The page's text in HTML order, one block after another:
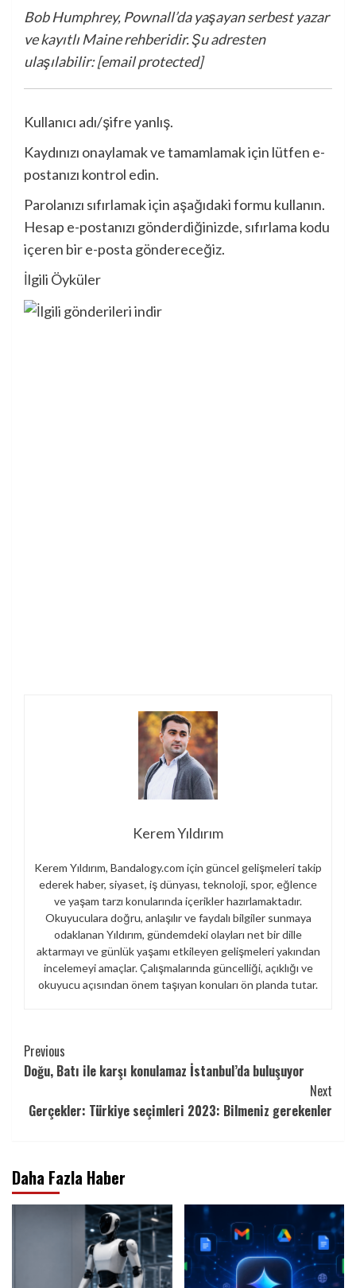
Bob Humphrey, Pownall’da yaşayan serbest yazar
ve kayıtlı Maine rehberidir. Şu adresten
ulaşılabilir:[email protected]
Kullanıcı adı/şifre yanlış.
Kaydınızı onaylamak ve tamamlamak için lütfen e-
postanızı kontrol edin.
Parolanızı sıfırlamak için aşağıdaki formu kullanın.
Hesap e-postanızı gönderdiğinizde, sıfırlama kodu
içeren bir e-posta göndereceğiz.
İlgili Öyküler
Kerem Yıldırım
Kerem Yıldırım, Bandalogy.com için güncel gelişmeleri takip
ederek haber, siyaset, iş dünyası, teknoloji, spor, eğlence
ve yaşam tarzı konularında içerikler hazırlamaktadır.
Okuyuculara doğru, anlaşılır ve faydalı bilgiler sunmaya
odaklanan Yıldırım, gündemdeki olayları net bir dille
aktarmayı ve günlük yaşamı etkileyen gelişmeleri yakından
incelemeyi amaçlar. Çalışmalarında güncelliği, açıklığı ve
okuyucu açısından önem taşıyan konuları ön planda tutar.
Continue
Reading
Previous
Doğu, Batı ile karşı konulamaz İstanbul’da buluşuyor
Next
Gerçekler: Türkiye seçimleri 2023: Bilmeniz gerekenler
Daha Fazla Haber